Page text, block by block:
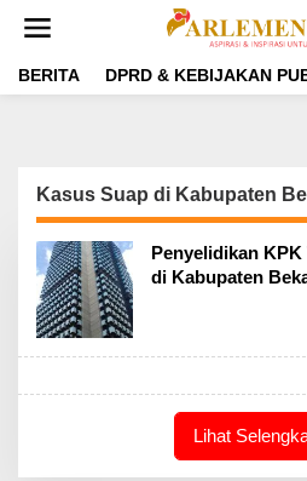
t
BERITA DPRD & KEBIJAKAN
Kasus Suap di Kabupaten
Penyelidikan
di Kabupaten
Lihat